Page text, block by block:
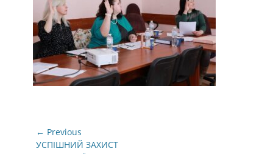
Навігація
записів
← Previous
Previous
УСПІШНИЙ ЗАХИСТ